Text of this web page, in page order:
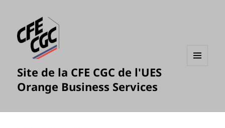
Site de la CFE CGC de l'UES
Orange Business Services